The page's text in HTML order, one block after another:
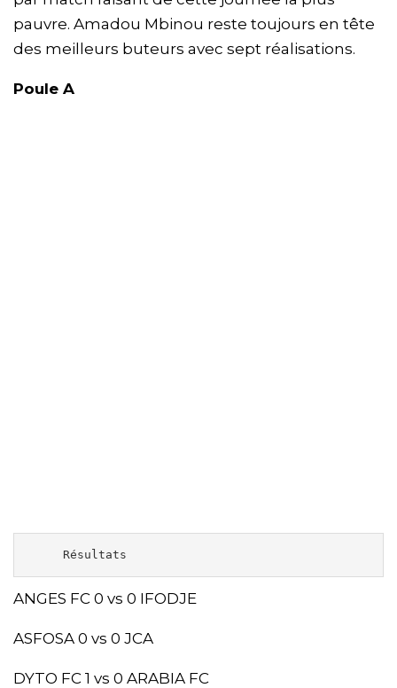
pauvre. Amadou Mbinou reste toujours en tête
des meilleurs buteurs avec sept réalisations.
Poule A
     Résultats
ANGES FC 0 vs 0 IFODJE
ASFOSA 0 vs 0 JCA
DYTO FC 1 vs 0 ARABIA FC